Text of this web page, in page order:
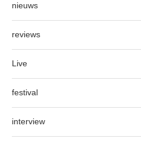
nieuws
reviews
Live
festival
interview